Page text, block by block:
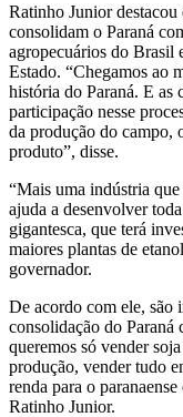
Ratinho Junior
consolidam o Paraná
agropecuários do Brasil
Estado. “Chegamos ao
história do Paraná. E as
participação nesse
da produção do campo,
produto”, disse.
“Mais uma indústria
ajuda a desenvolver
gigantesca, que terá
maiores plantas de
governador.
De acordo com ele, são
consolidação do Paraná
queremos só vender
produção, vender tudo
renda para o
Ratinho Junior.